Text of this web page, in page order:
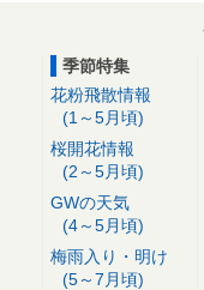
季節特集
花粉飛散情報
(1～5月頃)
桜開花情報
(2～5月頃)
GWの天気
(4～5月頃)
梅雨入り・明け
(5～7月頃)